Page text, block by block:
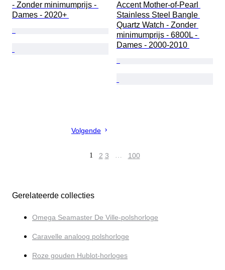
- Zonder minimumprijs -
Dames - 2020+
Accent Mother-of-Pearl
Stainless Steel Bangle
Quartz Watch - Zonder
minimumprijs - 6800L -
Dames - 2000-2010
Volgende
1 2 3 … 100
Gerelateerde collecties
Omega Seamaster De Ville-polshorloge
Caravelle analoog polshorloge
Roze gouden Hublot-horloges